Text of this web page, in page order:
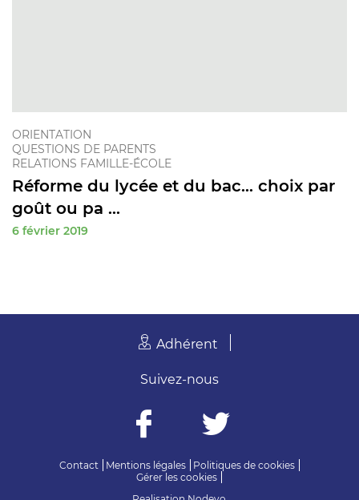
ORIENTATION
QUESTIONS DE PARENTS
RELATIONS FAMILLE-ÉCOLE
Réforme du lycée et du bac... choix par
goût ou pa ...
6 février 2019
Adhérent
Contact Mentions légales
Politiques de cookies
Gérer les cookies
Suivez-nous